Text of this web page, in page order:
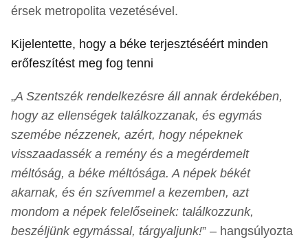
érsek metropolita vezetésével.
Kijelentette, hogy a béke terjesztéséért minden
erőfeszítést meg fog tenni
„A Szentszék rendelkezésre áll annak érdekében,
hogy az ellenségek találkozzanak, és egymás
szemébe nézzenek, azért, hogy népeknek
visszaadassék a remény és a megérdemelt
méltóság, a béke méltósága. A népek békét
akarnak, és én szívemmel a kezemben, azt
mondom a népek felelőseinek: találkozzunk,
beszéljünk egymással, tárgyaljunk!” – hangsúlyozta